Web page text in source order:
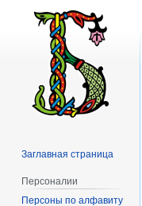
Заглавная страница
Персоналии
Персоны по алфавиту